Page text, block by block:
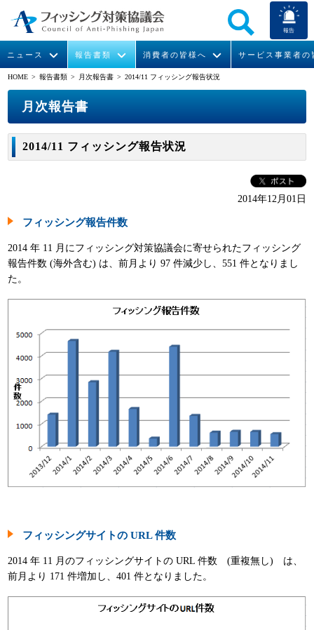
報告
ニュース
イベント
報告書類
月次報告書
消費者の皆様へ
フィッシングの報告
マンガでわかるフィッシング詐欺対策 5ヶ条
サービス事業者の
STOP. THINK. CONNECT.
運営委員紹介
メンバー
HOME > 報告書類 > 月次報告書 > 2014/11 フィッシング報告状況
月次報告書
2014/11 フィッシング報告状況
2014年12月01日
フィッシング報告件数
2014 年 11 月にフィッシング対策協議会に寄せられたフィッシング
報告件数 (海外含む) は、前月より 97 件減少し、551 件となりまし
た。
フィッシングサイトの URL 件数
2014 年 11 月のフィッシングサイトの URL 件数 (重複無し) は、
前月より 171 件増加し、401 件となりました。